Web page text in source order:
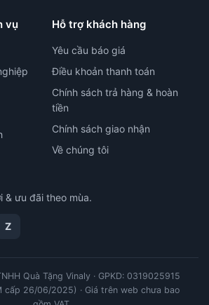
vụ Hỗ trợ khách hàng
Yêu cầu báo giá
Điều khoản thanh toán
Chính sách trả hàng & hoàn
tiền
Chính sách giao nhận
Về chúng tôi
& ưu đãi theo mùa.
Z
Quà Tặng Vinaly · GPKD: 0319025915
cấp 26/06/2025) · Giá trên web chưa bao